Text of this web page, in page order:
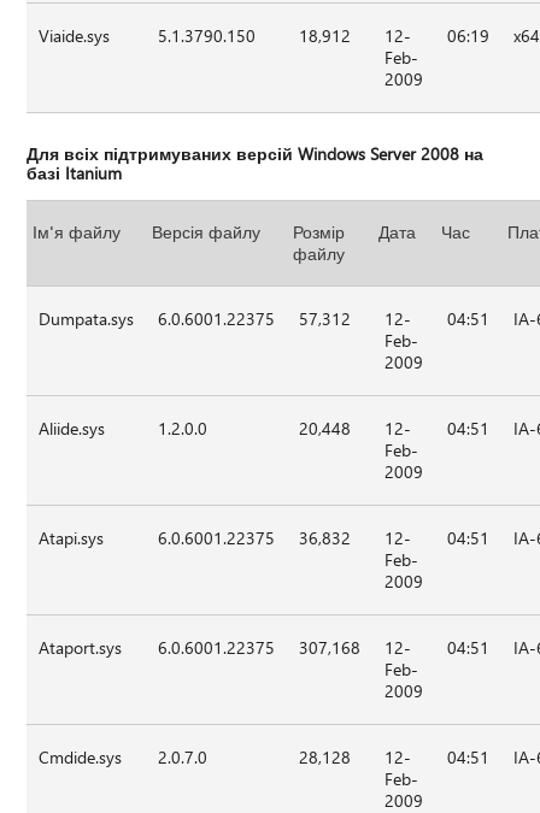
Viaide.sys 5.1.3790.150 18,912
12-
Feb-
2009
06:19 x64
Для всіх підтримуваних версій Windows Server 2008 на
базі Itanium
Ім'я файлу Версія файлу
Розмір
файлу
Дата Час
Dumpata.sys 6.0.6001.22375 57,312
12-
Feb-
2009
04:51
Aliide.sys 1.2.0.0 20,448
12-
Feb-
2009
04:51
Atapi.sys 6.0.6001.22375 36,832
12-
Feb-
2009
04:51
Ataport.sys 6.0.6001.22375 307,168
12-
Feb-
2009
04:51
Cmdide.sys 2.0.7.0 28,128
12-
Feb-
2009
04:51